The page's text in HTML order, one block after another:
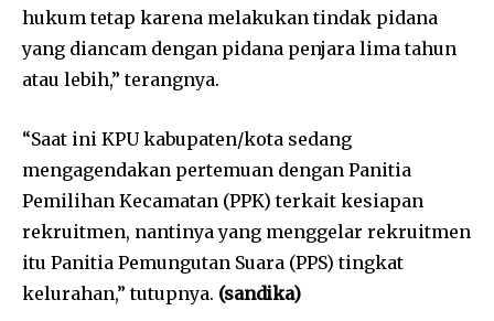
hukum tetap karena melakukan tindak pidana
yang diancam dengan pidana penjara lima tahun
atau lebih,” terangnya.
“Saat ini KPU kabupaten/kota sedang
mengagendakan pertemuan dengan Panitia
Pemilihan Kecamatan (PPK) terkait kesiapan
rekruitmen, nantinya yang menggelar rekruitmen
itu Panitia Pemungutan Suara (PPS) tingkat
kelurahan,” tutupnya. (sandika)